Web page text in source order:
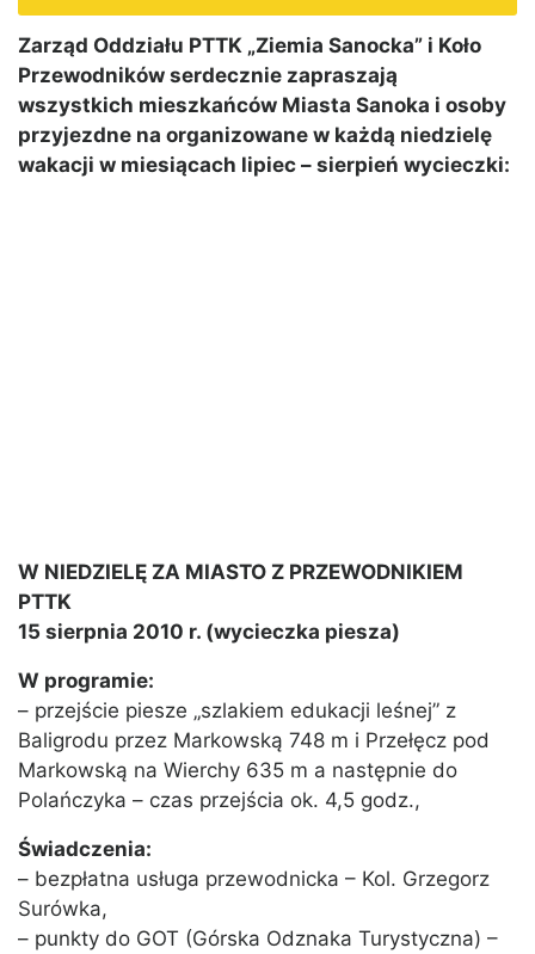
Zarząd Oddziału PTTK „Ziemia Sanocka” i Koło
Przewodników serdecznie zapraszają
wszystkich mieszkańców Miasta Sanoka i osoby
przyjezdne na organizowane w każdą niedzielę
wakacji w miesiącach lipiec – sierpień wycieczki:
W NIEDZIELĘ ZA MIASTO Z PRZEWODNIKIEM
PTTK
15 sierpnia 2010 r. (wycieczka piesza)
W programie:
– przejście piesze „szlakiem edukacji leśnej” z
Baligrodu przez Markowską 748 m i Przełęcz pod
Markowską na Wierchy 635 m a następnie do
Polańczyka – czas przejścia ok. 4,5 godz.,
Świadczenia:
– bezpłatna usługa przewodnicka – Kol. Grzegorz
Surówka,
– punkty do GOT (Górska Odznaka Turystyczna) –